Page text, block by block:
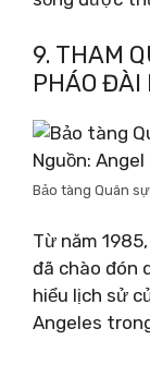
9. THAM
PHÁO ĐÀI
Nguồn:
Bảo tàng Quân
Từ năm
đã chào đón
hiểu lịch sử
Angeles